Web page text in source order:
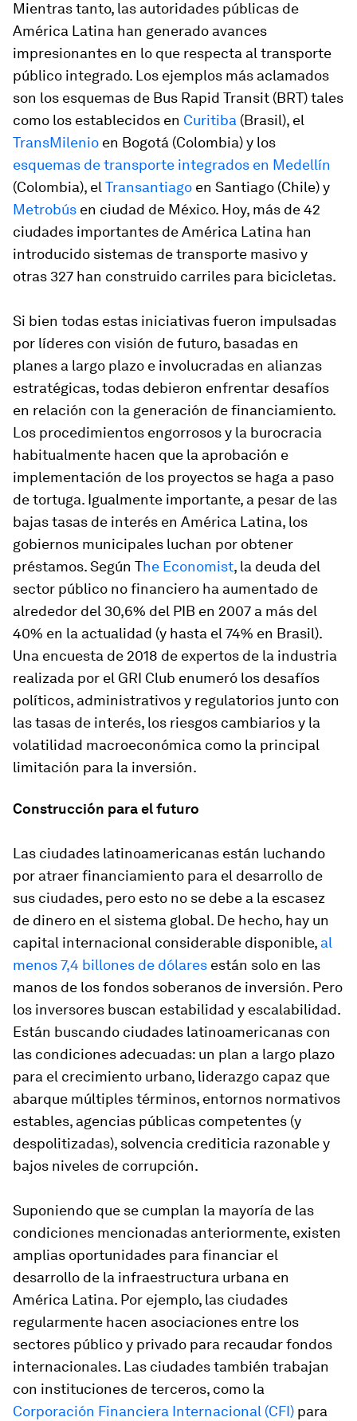
Mientras tanto, las autoridades públicas de
América Latina han generado avances
impresionantes en lo que respecta al transporte
público integrado. Los ejemplos más aclamados
son los esquemas de Bus Rapid Transit (BRT) tales
como los establecidos en Curitiba (Brasil), el
TransMilenio en Bogotá (Colombia) y los
esquemas de transporte integrados en Medellín
(Colombia), elTransantiago en Santiago (Chile) y
Metrobús en ciudad de México. Hoy, más de 42
ciudades importantes de América Latina han
introducido sistemas de transporte masivo y
otras 327 han construido carriles para bicicletas.
Si bien todas estas iniciativas fueron impulsadas
por líderes con visión de futuro, basadas en
planes a largo plazo e involucradas en alianzas
estratégicas, todas debieron enfrentar desafíos
en relación con la generación de financiamiento.
Los procedimientos engorrosos y la burocracia
habitualmente hacen que la aprobación e
implementación de los proyectos se haga a paso
de tortuga. Igualmente importante, a pesar de las
bajas tasas de interés en América Latina, los
gobiernos municipales luchan por obtener
préstamos. Según The Economist, la deuda del
sector público no financiero ha aumentado de
alrededor del 30,6% del PIB en 2007 a más del
40% en la actualidad (y hasta el 74% en Brasil).
Una encuesta de 2018 de expertos de la industria
realizada por el GRI Club enumeró los desafíos
políticos, administrativos y regulatorios junto con
las tasas de interés, los riesgos cambiarios y la
volatilidad macroeconómica como la principal
limitación para la inversión.
Construcción para el futuro
Las ciudades latinoamericanas están luchando
por atraer financiamiento para el desarrollo de
sus ciudades, pero esto no se debe a la escasez
de dinero en el sistema global. De hecho, hay un
capital internacional considerable disponible, al
menos 7,4 billones de dólares están solo en las
manos de los fondos soberanos de inversión. Pero
los inversores buscan estabilidad y escalabilidad.
Están buscando ciudades latinoamericanas con
las condiciones adecuadas: un plan a largo plazo
para el crecimiento urbano, liderazgo capaz que
abarque múltiples términos, entornos normativos
estables, agencias públicas competentes (y
despolitizadas), solvencia crediticia razonable y
bajos niveles de corrupción.
Suponiendo que se cumplan la mayoría de las
condiciones mencionadas anteriormente, existen
amplias oportunidades para financiar el
desarrollo de la infraestructura urbana en
América Latina. Por ejemplo, las ciudades
regularmente hacen asociaciones entre los
sectores público y privado para recaudar fondos
internacionales. Las ciudades también trabajan
con instituciones de terceros, como la
Corporación Financiera Internacional (CFI) para